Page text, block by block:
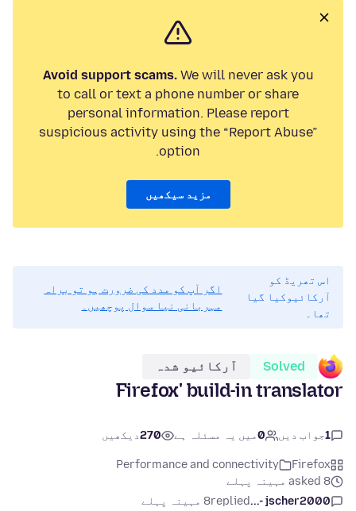
Avoid support scams.We will never ask you
to call or text a phone number or share
personal information. Please report
suspicious activity using the “Report Abuse”
option.
مزید سیکھیں
اس تھریڈ کو
آرکائیوکیا گیا
تھا۔
اگر آپ کو مدد کی ضرورت ہو تو براہ
مہربانی نیا سوال پوچھیں۔
Solved آرکائیو شدہ
Firefox' build-in translator
1جواب دیں 0میں یہ مسئلہ ہے 270دیکھیں
Firefox
Performance and connectivity
asked 8 مہینہ پہلے
jscher2000 -...
replied8 مہینہ پہلے